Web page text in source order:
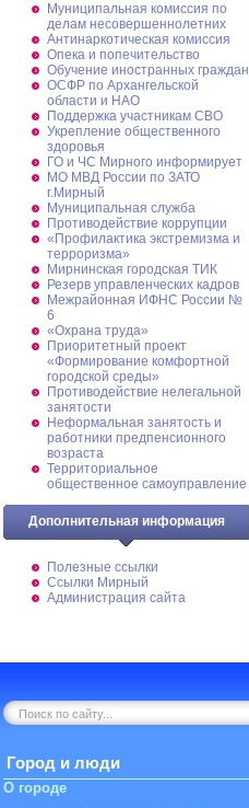
Муниципальная комиссия по
делам несовершеннолетних
Антинаркотическая комиссия
Опека и попечительство
Обучение иностранных граждан
ОСФР по Архангельской
области и НАО
Поддержка участникам СВО
Укрепление общественного
здоровья
ГО и ЧС Мирного информирует
МО МВД России по ЗАТО
г.Мирный
Муниципальная cлужба
Противодействие коррупции
«Профилактика экстремизма и
терроризма»
Мирнинская городская ТИК
Резерв управленческих кадров
Межрайонная ИФНС России №
6
«Охрана труда»
Приоритетный проект
«Формирование комфортной
городской среды»
Противодействие нелегальной
занятости
Неформальная занятость и
работники предпенсионного
возраста
Территориальное
общественное самоуправление
Дополнительная информация
Полезные ссылки
Ссылки Мирный
Администрация сайта
Город и люди
О городе